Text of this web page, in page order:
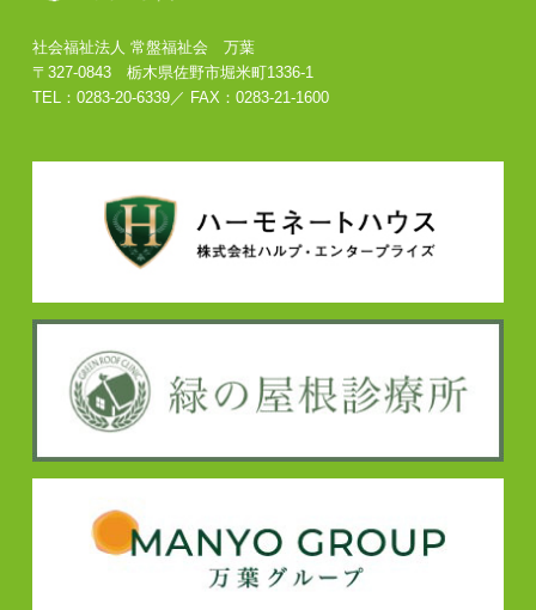
社会福祉法人 常盤福祉会 万葉
〒327-0843 栃木県佐野市堀米町1336-1
TEL： 0283-20-6339／ FAX： 0283-21-1600